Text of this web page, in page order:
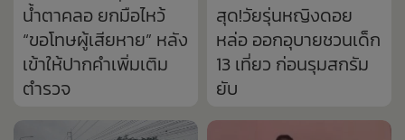
ฝนถล่มนครพนม!
รถชน 3 คันรวด เจ็บ 1
ราย น้ำเอ่อล้นคลอง
ท่วมบ้านริมบายพาส
เด็กเหี้-ย นร.หญิงชาว
พม่า ยกพวกยำเด็ก
นร.ไทย ถึงในห้องน้ำ
โรงเรียน